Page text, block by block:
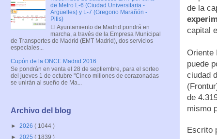
de la
capital
Oriente
puede
ciudad
de
mismo
Escrito
de Metro L-6 (Ciudad Universitaria -
Argüelles) y L-7 (Gregorio Marañón -
Pitis)
El Ayuntamiento de Madrid pondrá en
marcha, a través de la Empresa Municipal
de Transportes de Madrid (EMT Madrid), dos servicios
especiales...
Cupón de la ONCE Madrid 2016
Se pondrán en venta el 28 de septiembre, para el sorteo
del jueves 1 de octubre "Cinco millones de corazonadas
se unirán al sueño de Ma...
Archivo del blog
► 2026 ( 1044 )
► 2025 ( 1839 )